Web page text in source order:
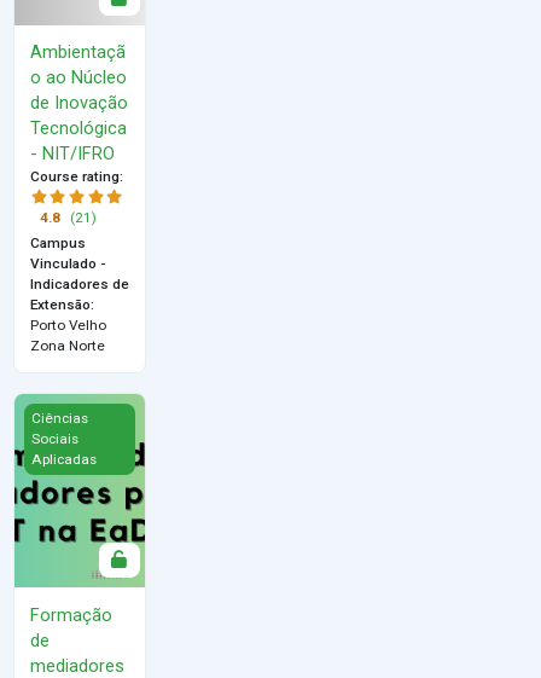
Ambientaçã
o ao Núcleo
de Inovação
Tecnológica
- NIT/IFRO
Course rating:
4.8
(21)
Campus
Vinculado -
Indicadores de
Extensão:
Porto Velho
Zona Norte
Formação de mediadores para EPT na EaD
Ciências
Sociais
Aplicadas
Formação
de
mediadores